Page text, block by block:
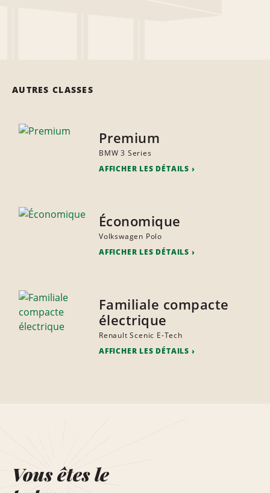
AUTRES CLASSES
Premium
BMW 3 Series
AFFICHER LES DÉTAILS
Économique
Volkswagen Polo
AFFICHER LES DÉTAILS
Familiale compacte
électrique
Renault Scenic E-Tech
AFFICHER LES DÉTAILS
Vous êtes le